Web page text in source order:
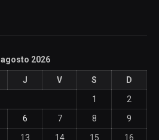
agosto 2026
J V S
D
1
2
6 7 8
9
13 14 15 16